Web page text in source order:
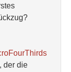
, der die